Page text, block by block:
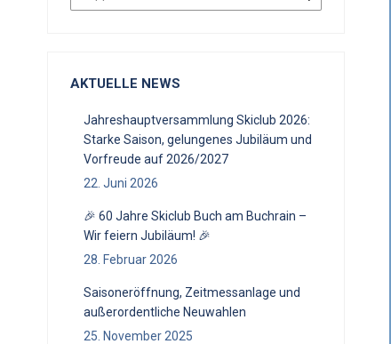
AKTUELLE NEWS
Jahreshauptversammlung Skiclub 2026:
Starke Saison, gelungenes Jubiläum und
Vorfreude auf 2026/2027
22. Juni 2026
🎉 60 Jahre Skiclub Buch am Buchrain –
Wir feiern Jubiläum! 🎉
28. Februar 2026
Saisoneröffnung, Zeitmessanlage und
außerordentliche Neuwahlen
25. November 2025